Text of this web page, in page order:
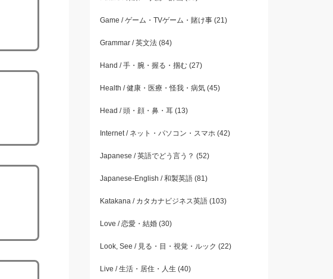
Game / ゲーム・TVゲーム・賭け事(21)
Grammar / 英文法(84)
Hand / 手・腕・握る・掴む(27)
Health / 健康・医療・怪我・病気(45)
Head / 頭・顔・鼻・耳(13)
Internet / ネット・パソコン・スマホ(42)
Japanese / 英語でどう言う？ (52)
Japanese-English / 和製英語(81)
Katakana / カタカナビジネス英語(103)
Love / 恋愛・結婚(30)
Look, See / 見る・目・視覚・ルック (22)
Live / 生活・居住・人生 (40)